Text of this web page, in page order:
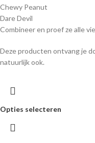
Chewy Peanut
Dare Devil
Combineer en proef ze alle
Deze producten ontvang je
natuurlijk ook.
Opties selecteren